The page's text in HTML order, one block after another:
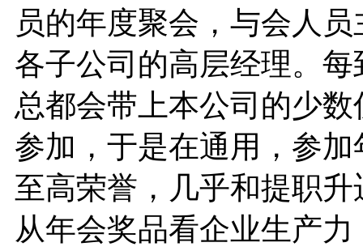
员的年度聚会，与会人
各子公司的高层经理。
总都会带上本公司的少
参加，于是在通用，参
至高荣誉，几乎和提职
从年会奖品看企业生产力